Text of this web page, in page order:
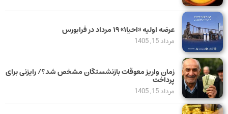
عرضه اولیه «احیا۱» ۱۹ مرداد در فرابورس
مرداد 15, 1405
زمان واریز معوقات بازنشستگان مشخص شد؟/ رایزنی برای
پرداخت
مرداد 15, 1405